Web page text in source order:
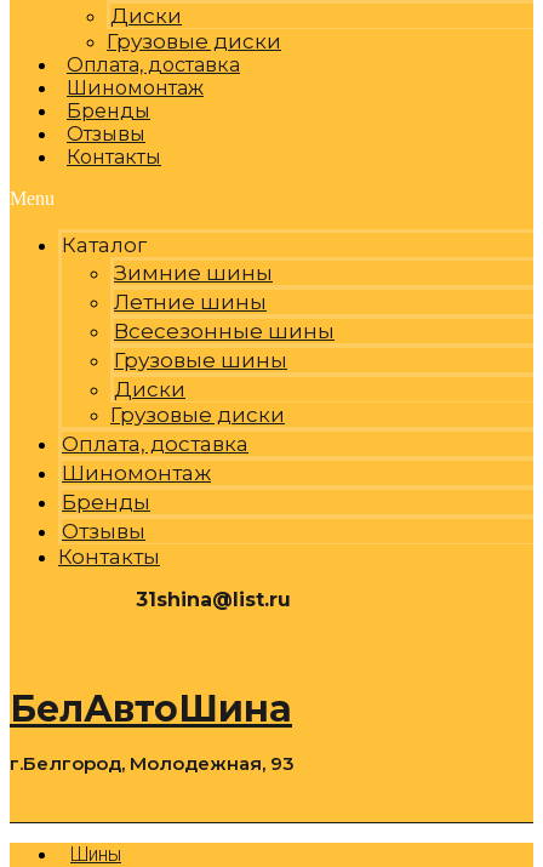
Диски
Грузовые диски
Оплата, доставка
Шиномонтаж
Бренды
Отзывы
Контакты
Menu
Каталог
Зимние шины
Летние шины
Всесезонные шины
Грузовые шины
Диски
Грузовые диски
Оплата, доставка
Шиномонтаж
Бренды
Отзывы
Контакты
31shina@list.ru
БелАвтоШина
г.Белгород, Молодежная, 93
Шины